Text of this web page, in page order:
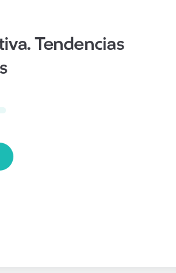
Tendencias